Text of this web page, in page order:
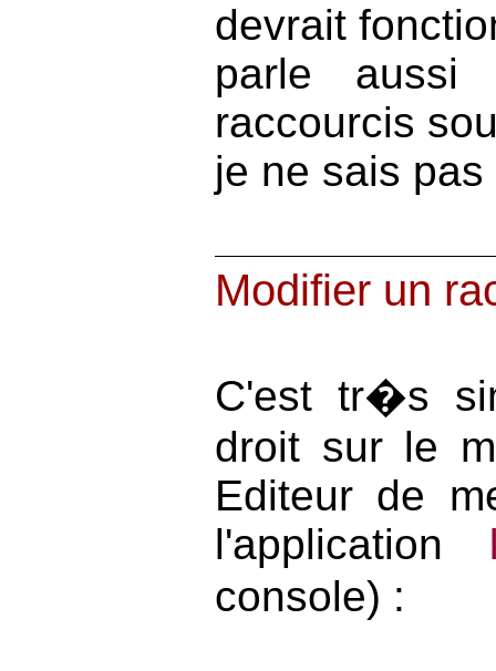
devrait
parle aussi
raccourcis
je ne sais pas
Modifier un
C'est tr�s
droit sur le
Editeur de
l'application
console) :